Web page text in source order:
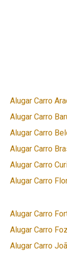
Alugar Carro
Alugar Carro
Alugar Carro
Alugar Carro
Alugar Carro
Alugar Carro
Alugar Carro
Alugar Carro
Alugar Carro